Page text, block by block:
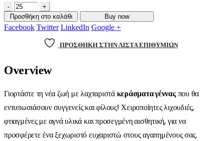
-
+
Προσθήκη στο καλάθι
Buy now
Facebook Twitter LinkedIn Google +
ΠΡΌΣΘΉΚΗ ΣΤΗΝ ΛΊΣΤΑ ΕΠΙΘΥΜΙΏΝ
Overview
Γιορτάστε τη νέα ζωή με λαχταριστάκεράσματα γένναςπου θα
εντυπωσιάσουν συγγενείς και φίλους! Χειροποίητες λιχουδιές,
φτιαγμένες με αγνά υλικά και προσεγμένη αισθητική, για να
προσφέρετε ένα ξεχωριστό ευχαριστώ στους αγαπημένους σας.